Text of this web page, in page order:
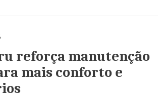
reforça manutenção
mais conforto e